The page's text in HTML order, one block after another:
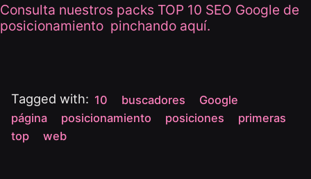
Consulta nuestros packs TOP 10 SEO Google de
posicionamiento pinchando aquí.
Tagged with: 10 buscadores
Google
página
posicionamiento posiciones
primeras
top
web